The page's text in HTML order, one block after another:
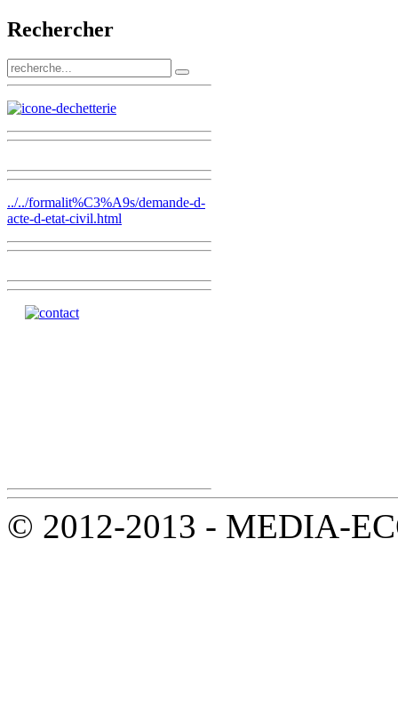
Rechercher
../../formalit%C3%A9s/demande-d-
acte-d-etat-civil.html
© 2012-2013 - MEDIA-